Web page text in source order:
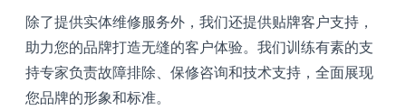
除了提供实体维修服务外，我们还提供贴牌客户支持，
助力您的品牌打造无缝的客户体验。我们训练有素的支
持专家负责故障排除、保修咨询和技术支持，全面展现
您品牌的形象和标准。